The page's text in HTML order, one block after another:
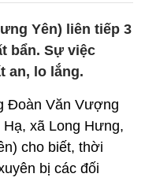
Yên) liên tiếp 3
bẩn. Sự việc
an, lo lắng.
Đoàn Văn Vượng
xã Long Hưng,
cho biết, thời
bị các đối